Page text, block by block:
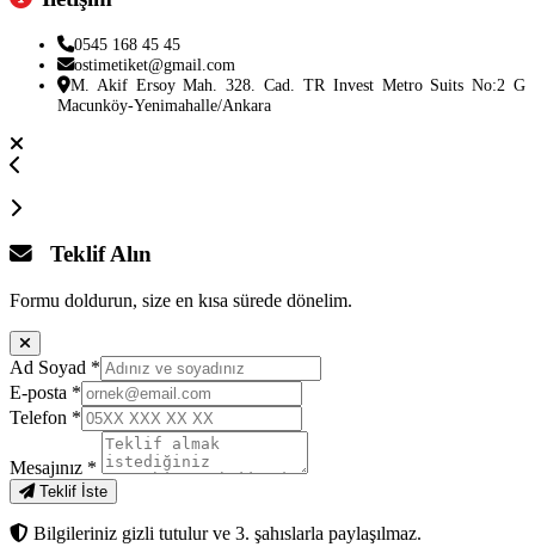
0545 168 45 45
ostimetiket@gmail.com
M. Akif Ersoy Mah. 328. Cad. TR Invest Metro Suits No:2 G
Macunköy-Yenimahalle/Ankara
Teklif Alın
Formu doldurun, size en kısa sürede dönelim.
Ad Soyad *
E-posta *
Telefon *
Mesajınız *
Teklif İste
Bilgileriniz gizli tutulur ve 3. şahıslarla paylaşılmaz.